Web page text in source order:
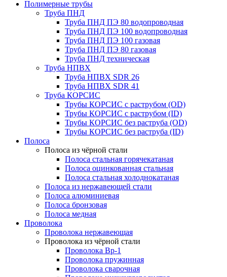
Полимерные трубы
Труба ПНД
Труба ПНД ПЭ 80 водопроводная
Труба ПНД ПЭ 100 водопроводная
Труба ПНД ПЭ 100 газовая
Труба ПНД ПЭ 80 газовая
Труба ПНД техническая
Труба НПВХ
Труба НПВХ SDR 26
Труба НПВХ SDR 41
Труба КОРСИС
Трубы КОРСИС с раструбом (OD)
Трубы КОРСИС с раструбом (ID)
Трубы КОРСИС без раструба (OD)
Трубы КОРСИС без раструба (ID)
Полоса
Полоса из чёрной стали
Полоса стальная горячекатаная
Полоса оцинкованная стальная
Полоса стальная холоднокатаная
Полоса из нержавеющей стали
Полоса алюминиевая
Полоса бронзовая
Полоса медная
Проволока
Проволока нержавеющая
Проволока из чёрной стали
Проволока Вр-1
Проволока пружинная
Проволока сварочная